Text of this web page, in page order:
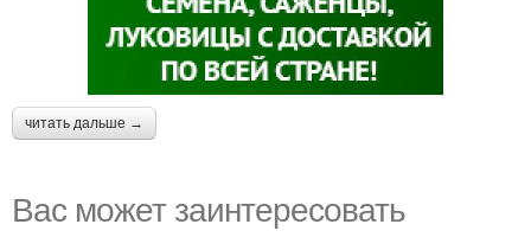
читать дальше →
Вас может заинтересовать